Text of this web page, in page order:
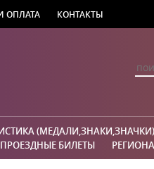
ОПЛАТА КОНТАКТЫ
(МЕДАЛИ,ЗНАКИ,ЗНАЧКИ)
ПРОЕЗДНЫЕ БИЛЕТЫ